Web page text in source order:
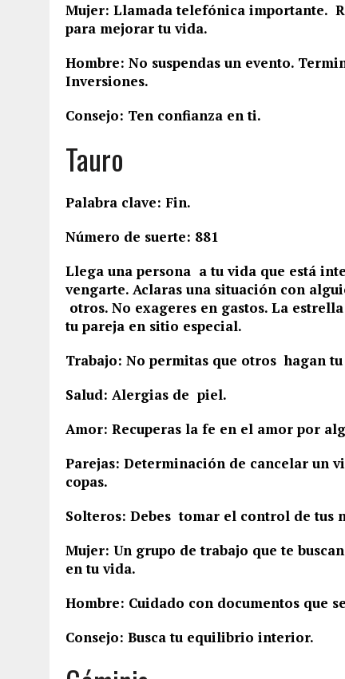
Mujer: Llamada telefónica importante.
para mejorar tu vida.
Hombre: No suspendas un evento.
Inversiones.
Consejo: Ten confianza en ti.
Tauro
Palabra clave: Fin.
Número de suerte: 881
Llega una persona a tu vida que está
vengarte. Aclaras una situación con
otros. No exageres en gastos. La
tu pareja en sitio especial.
Trabajo: No permitas que otros hagan
Salud: Alergias de piel.
Amor: Recuperas la fe en el amor por
Parejas: Determinación de cancelar un
copas.
Solteros: Debes tomar el control de tus
Mujer: Un grupo de trabajo que te
en tu vida.
Hombre: Cuidado con documentos que
Consejo: Busca tu equilibrio interior.